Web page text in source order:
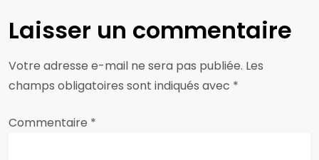
g
a
t
i
Laisser un commentaire
Votre adresse e-mail ne sera pas publiée. Les
champs obligatoires sont indiqués avec *
Commentaire *